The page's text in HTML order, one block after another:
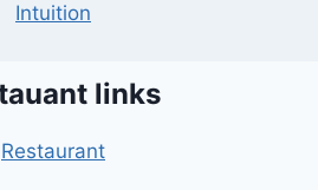
Intuition
links
Restaurant